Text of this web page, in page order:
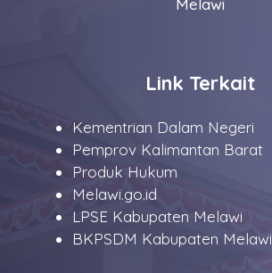
Melawi
Link Terkait
Kementrian Dalam Negeri
Pemprov Kalimantan Barat
Produk Hukum
Melawi.go.id
LPSE Kabupaten Melawi
BKPSDM Kabupaten Melawi